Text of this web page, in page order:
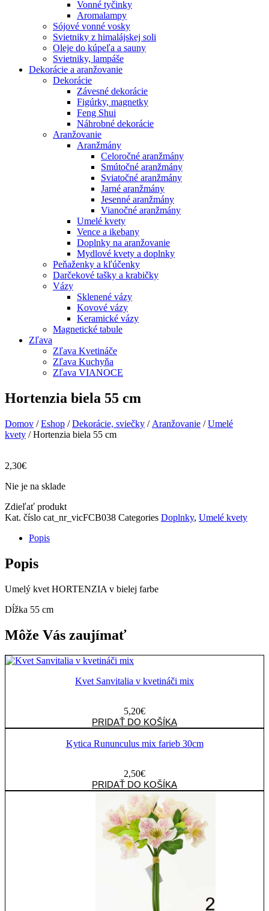
Vonné tyčinky
Aromalampy
Sójové vonné vosky
Svietniky z himalájskej soli
Oleje do kúpeľa a sauny
Svietniky, lampáše
Dekorácie a aranžovanie
Dekorácie
Závesné dekorácie
Figúrky, magnetky
Feng Shui
Náhrobné dekorácie
Aranžovanie
Aranžmány
Celoročné aranžmány
Smútočné aranžmány
Sviatočné aranžmány
Jarné aranžmány
Jesenné aranžmány
Vianočné aranžmány
Umelé kvety
Vence a ikebany
Doplnky na aranžovanie
Mydlové kvety a doplnky
Peňaženky a kľúčenky
Darčekové tašky a krabičky
Vázy
Sklenené vázy
Kovové vázy
Keramické vázy
Magnetické tabule
Zľava
Zľava Kvetináče
Zľava Kuchyňa
Zľava VIANOCE
Hortenzia biela 55 cm
Domov /Eshop /Dekorácie, sviečky / Aranžovanie /Umelé
kvety / Hortenzia biela 55 cm
2,30€
Nie je na sklade
Zdieľať produkt
Kat. číslo cat_nr_vicFCB038 Categories Doplnky, Umelé kvety
Popis
Popis
Umelý kvet HORTENZIA v bielej farbe
Dĺžka 55 cm
Môže Vás zaujímať
Kvet Sanvitalia v kvetináči mix
5,20€
množstvo
Kvet
Sanvitalia
mix
PRIDAŤ DO KOŠÍKA
Kytica Rununculus mix farieb 30cm
2,50€
množstvo
Kytica
Rununculus
mix
farieb
30cm
PRIDAŤ DO KOŠÍKA